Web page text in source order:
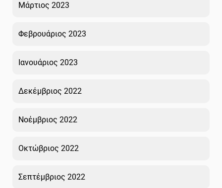
Μάρτιος 2023
Φεβρουάριος 2023
Ιανουάριος 2023
Δεκέμβριος 2022
Νοέμβριος 2022
Οκτώβριος 2022
Σεπτέμβριος 2022